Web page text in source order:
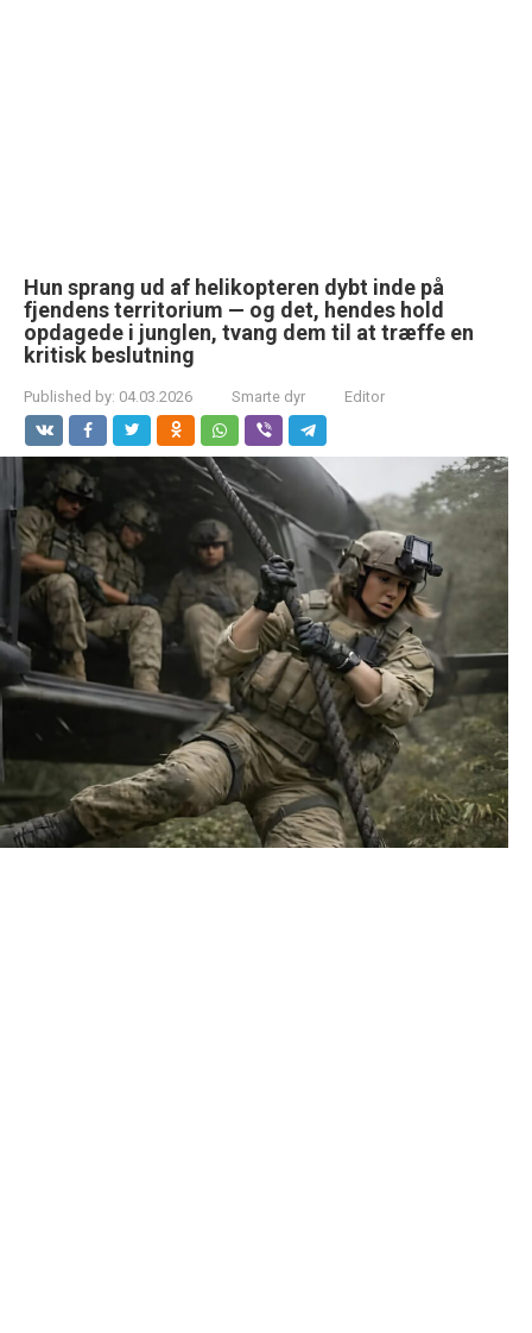
Hun sprang ud af helikopteren dybt inde på
fjendens territorium — og det, hendes hold
opdagede i junglen, tvang dem til at træffe en
kritisk beslutning
Published by: 04.03.2026 Smarte dyr Editor